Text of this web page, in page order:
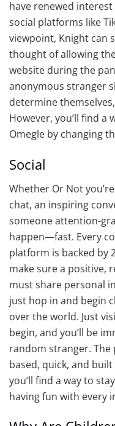
have renewed
social platforms like
viewpoint, Knight can
thought of allowing
website during the
anonymous stranger
determine
However, you’ll find a
Omegle by changing
Social
Whether Or Not
chat, an inspiring
someone attention-
happen—fast. Every
platform is backed by
make sure a positive,
must share personal
just hop in and begin
over the world. Just
begin, and you’ll be
random stranger.
based, quick, and
you’ll find a way to
having fun with every